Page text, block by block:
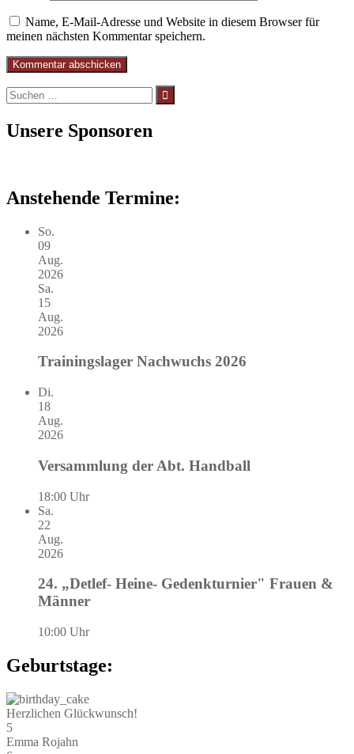
Name, E-Mail-Adresse und Website in diesem Browser für
meinen nächsten Kommentar speichern.
Suchen
nach:
Unsere Sponsoren
Anstehende Termine:
So.
09
Aug.
2026
Sa.
15
Aug.
2026
Trainingslager Nachwuchs 2026
Di.
18
Aug.
2026
Versammlung der Abt. Handball
18:00 Uhr
Sa.
22
Aug.
2026
24. „Detlef- Heine- Gedenkturnier" Frauen &
Männer
10:00 Uhr
Geburtstage:
Herzlichen Glückwunsch!
5
Emma Rojahn